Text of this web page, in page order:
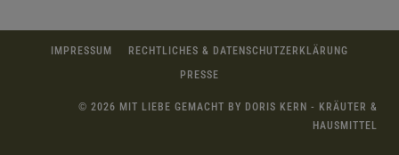
IMPRESSUM
RECHTLICHES & DATENSCHUTZERKLÄRUNG
PRESSE
© 2026 MIT LIEBE GEMACHT BY DORIS KERN - KRÄUTER &
HAUSMITTEL